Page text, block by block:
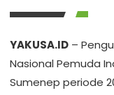
YAKUSA.ID –
Nasional Pemuda
Sumenep periode